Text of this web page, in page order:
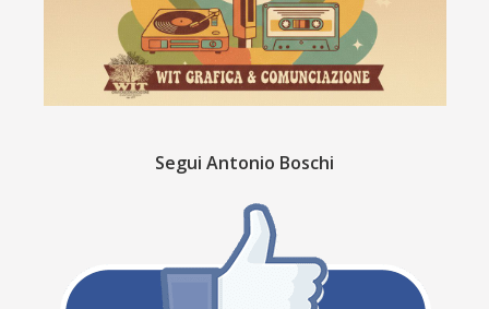
Segui Antonio Boschi